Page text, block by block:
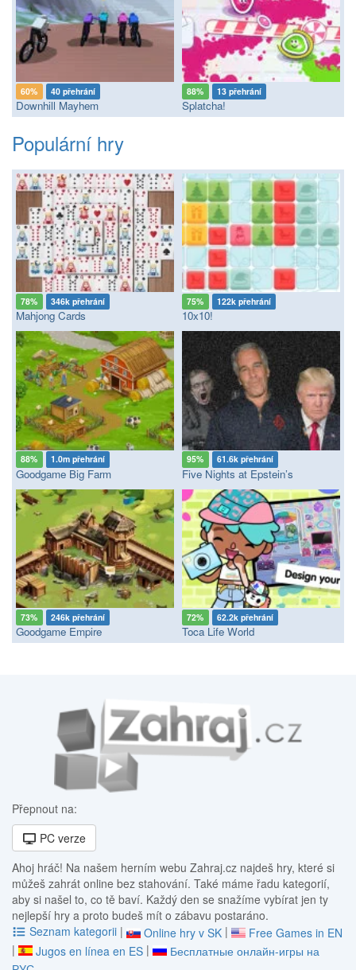
60% 40 přehrání
Downhill Mayhem
88% 13 přehrání
Splatcha!
Populární hry
78% 346k přehrání
Mahjong Cards
75% 122k přehrání
10x10!
88% 1.0m přehrání
Goodgame Big Farm
95% 61.6k přehrání
Five Nights at Epstein’s
73% 246k přehrání
Goodgame Empire
72% 62.2k přehrání
Toca Life World
Přepnout na:
PC verze
Ahoj hráč! Na našem herním webu Zahraj.cz najdeš hry, které si
můžeš zahrát online bez stahování. Také máme řadu kategorií,
aby si našel to, co tě baví. Každý den se snažíme vybírat jen ty
nejlepší hry a proto budeš mít o zábavu postaráno.
Seznam kategorii | Online hry v SK |
Free Games in EN
|
Jugos en línea en ES |
Бесплатные онлайн-игры на